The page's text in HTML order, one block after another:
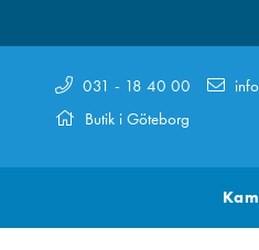
031 - 18 40 00
Butik i Göteborg